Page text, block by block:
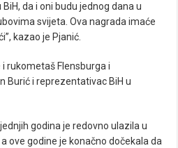
da i oni budu jednog dana u
svijeta. Ova nagrada imaće
kazao je Pjanić.
rukometaš Flensburga i
Burić i reprezentativac BiH u
godina je redovno ulazila u
ove godine je konačno dočekala da